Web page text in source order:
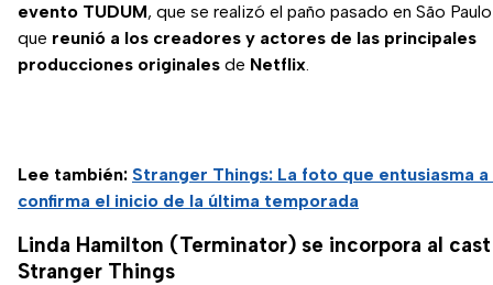
evento TUDUM, que se realizó el paño pasado en São
que reunió a los creadores y actores de las principales
producciones originales de Netflix.
Lee también: Stranger Things: La foto que entusiasma a
confirma el inicio de la última temporada
Linda Hamilton (Terminator) se incorpora al
Stranger Things